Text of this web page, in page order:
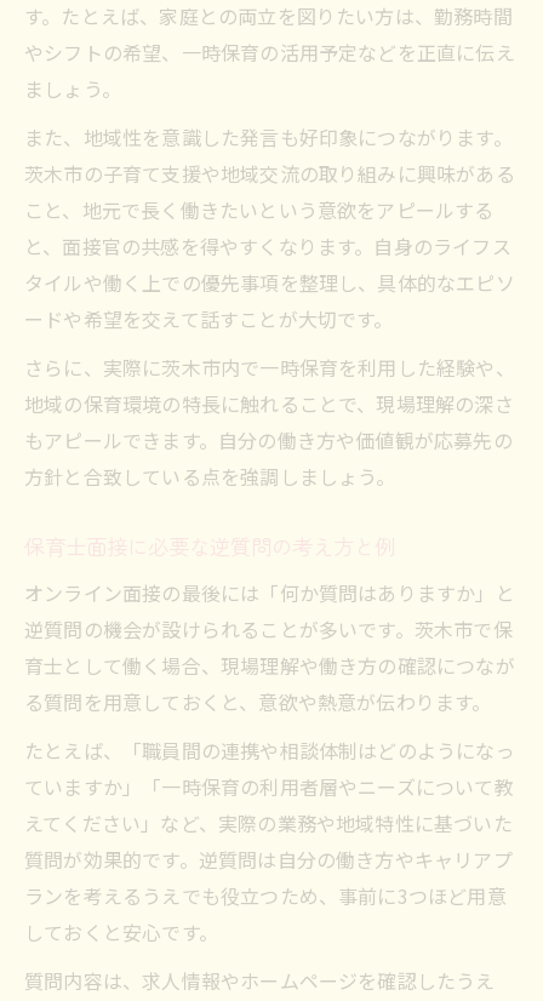
す。たとえば、家庭との両立を図りたい方は、勤務時間
やシフトの希望、一時保育の活用予定などを正直に伝え
ましょう。
また、地域性を意識した発言も好印象につながります。
茨木市の子育て支援や地域交流の取り組みに興味がある
こと、地元で長く働きたいという意欲をアピールする
と、面接官の共感を得やすくなります。自身のライフス
タイルや働く上での優先事項を整理し、具体的なエピソ
ードや希望を交えて話すことが大切です。
さらに、実際に茨木市内で一時保育を利用した経験や、
地域の保育環境の特長に触れることで、現場理解の深さ
もアピールできます。自分の働き方や価値観が応募先の
方針と合致している点を強調しましょう。
保育士面接に必要な逆質問の考え方と例
オンライン面接の最後には「何か質問はありますか」と
逆質問の機会が設けられることが多いです。茨木市で保
育士として働く場合、現場理解や働き方の確認につなが
る質問を用意しておくと、意欲や熱意が伝わります。
たとえば、「職員間の連携や相談体制はどのようになっ
ていますか」「一時保育の利用者層やニーズについて教
えてください」など、実際の業務や地域特性に基づいた
質問が効果的です。逆質問は自分の働き方やキャリアプ
ランを考えるうえでも役立つため、事前に3つほど用意
しておくと安心です。
質問内容は、求人情報やホームページを確認したうえ